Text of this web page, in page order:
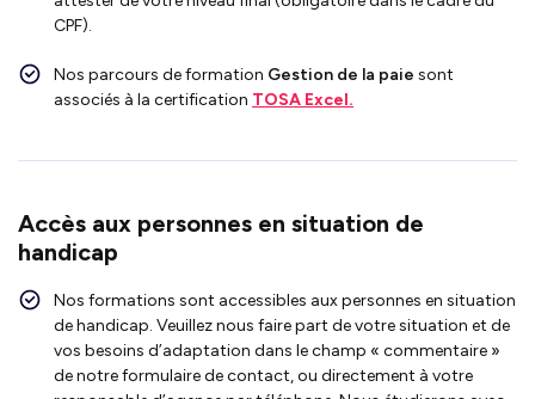
CPF).
Nos parcours de formation Gestion de la paie sont
associés à la certification TOSA Excel.
Accès aux personnes en situation de
handicap
Nos formations sont accessibles aux personnes en situation
de handicap. Veuillez nous faire part de votre situation et de
vos besoins d’adaptation dans le champ « commentaire »
de notre formulaire de contact, ou directement à votre